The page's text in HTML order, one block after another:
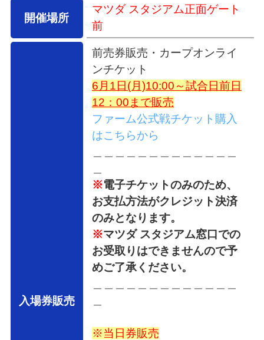
開催場所
マツダ スタジアム正面ゲート
前
入場券販売
前売券販売 ・カープオンライ
ンチケット
6月1日(月)10:00～試合日前日
12：00まで販売
ファーム公式戦チケット購入
はこちらから
※電子チケットのみのため、
お支払方法がクレジット決済
のみとなります。
※マツダ スタジアム窓口での
お受取りはできませんので予
めご了承ください。
※当日券販売